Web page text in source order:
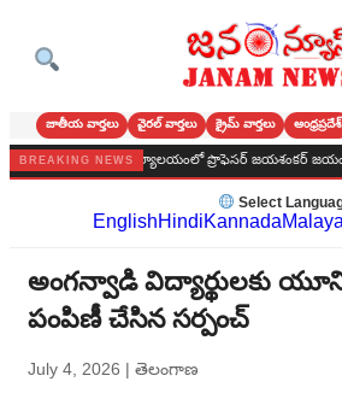
జాతీయ వార్తలు వైరల్ వార్తలు క్రైమ్ వార్తలు ఆంధ్రప్రదేశ్
BREAKING NEWS
పురపాలక కార్యాలయంలో ప్రొఫెసర్ జయశంకర్ జయంతి
Select
EnglishHindiKannada
అంగన్వాడి విద్యార్థులకు
పంపిణీ చేసిన సర్పంచ్
July 4, 2026 | తెలంగాణ